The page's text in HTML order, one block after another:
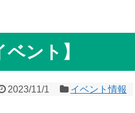
ント】
2023/11/1 イベント情報